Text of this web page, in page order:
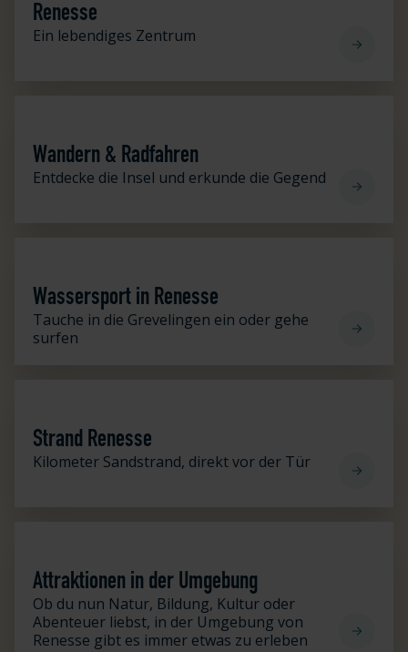
Renesse
Ein lebendiges Zentrum
Wandern & Radfahren
Entdecke die Insel und erkunde die Gegend
Wassersport in Renesse
Tauche in die Grevelingen ein oder gehe
surfen
Strand Renesse
Kilometer Sandstrand, direkt vor der Tür
Attraktionen in der Umgebung
Ob du nun Natur, Bildung, Kultur oder
Abenteuer liebst, in der Umgebung von
Renesse gibt es immer etwas zu erleben